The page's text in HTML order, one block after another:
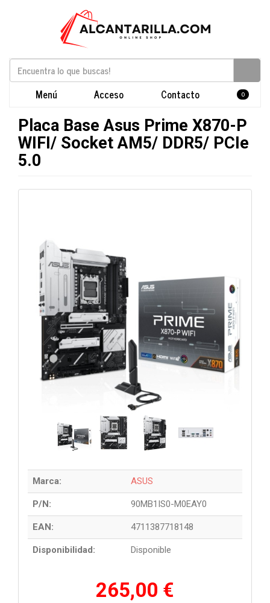
Menú Acceso Contacto 0
Placa Base Asus Prime X870-P
WIFI/ Socket AM5/ DDR5/ PCIe
5.0
Marca: ASUS
P/N: 90MB1IS0-M0EAY0
EAN: 4711387718148
Disponibilidad: Disponible
265,00 €